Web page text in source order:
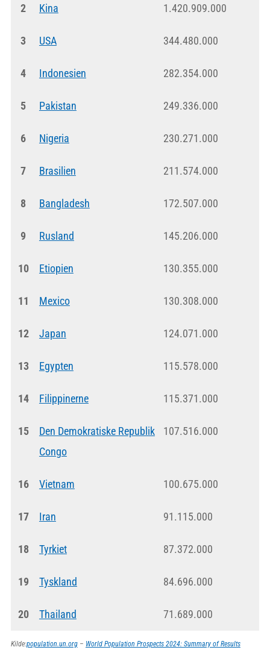
2 Kina 1.420.909.000
3 USA 344.480.000
4 Indonesien 282.354.000
5 Pakistan 249.336.000
6 Nigeria 230.271.000
7 Brasilien 211.574.000
8 Bangladesh 172.507.000
9 Rusland 145.206.000
10 Etiopien 130.355.000
11 Mexico 130.308.000
12 Japan 124.071.000
13 Egypten 115.578.000
14 Filippinerne 115.371.000
15
Den Demokratiske Republik
Congo
107.516.000
16 Vietnam 100.675.000
17 Iran 91.115.000
18 Tyrkiet 87.372.000
19 Tyskland 84.696.000
20 Thailand 71.689.000
Kilde:population.un.org– World Population Prospects 2024: Summary of Results